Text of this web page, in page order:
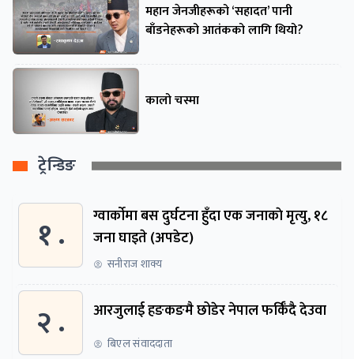
महान जेनजीहरूको ‘सहादत’ पानी
बाँडनेहरूको आतंकको लागि थियो?
कालो चस्मा
ट्रेन्डिङ
१ .
ग्वार्काेमा बस दुर्घटना हुँदा एक जनाकाे मृत्यु, १८
जना घाइते (अपडेट)
सनीराज शाक्य
२ . आरजुलाई हङकङमै छोडेर नेपाल फर्किँदै देउवा
बिएल संवाददाता